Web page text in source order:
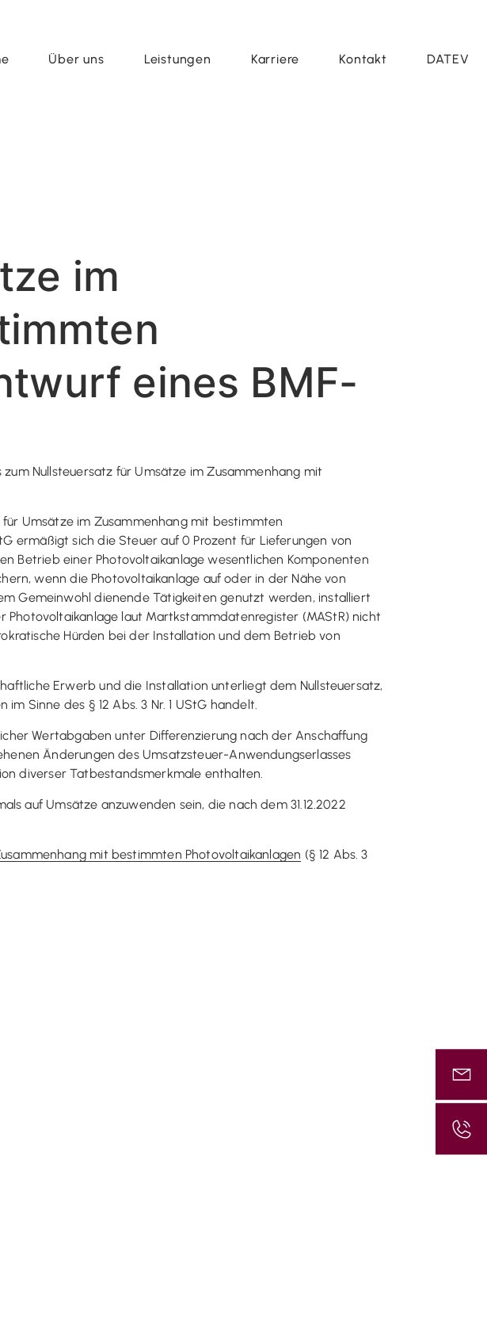
Über uns Leistungen Karriere Kontakt DATEV
im
eines BMF-
Nullsteuersatz für Umsätze im Zusammenhang mit
für Umsätze im Zusammenhang mit bestimmten
ermäßigt sich die Steuer auf 0 Prozent für Lieferungen von
Betrieb einer Photovoltaikanlage wesentlichen Komponenten
wenn die Photovoltaikanlage auf oder in der Nähe von
Gemeinwohl dienende Tätigkeiten genutzt werden, installiert
Photovoltaikanlage laut Martkstammdatenregister (MAStR) nicht
Hürden bei der Installation und dem Betrieb von
Erwerb und die Installation unterliegt dem Nullsteuersatz,
Sinne des § 12 Abs. 3 Nr. 1 UStG handelt.
Wertabgaben unter Differenzierung nach der Anschaffung
Änderungen des Umsatzsteuer-Anwendungserlasses
diverser Tatbestandsmerkmale enthalten.
auf Umsätze anzuwenden sein, die nach dem 31.12.2022
mit bestimmten Photovoltaikanlagen (§ 12 Abs. 3